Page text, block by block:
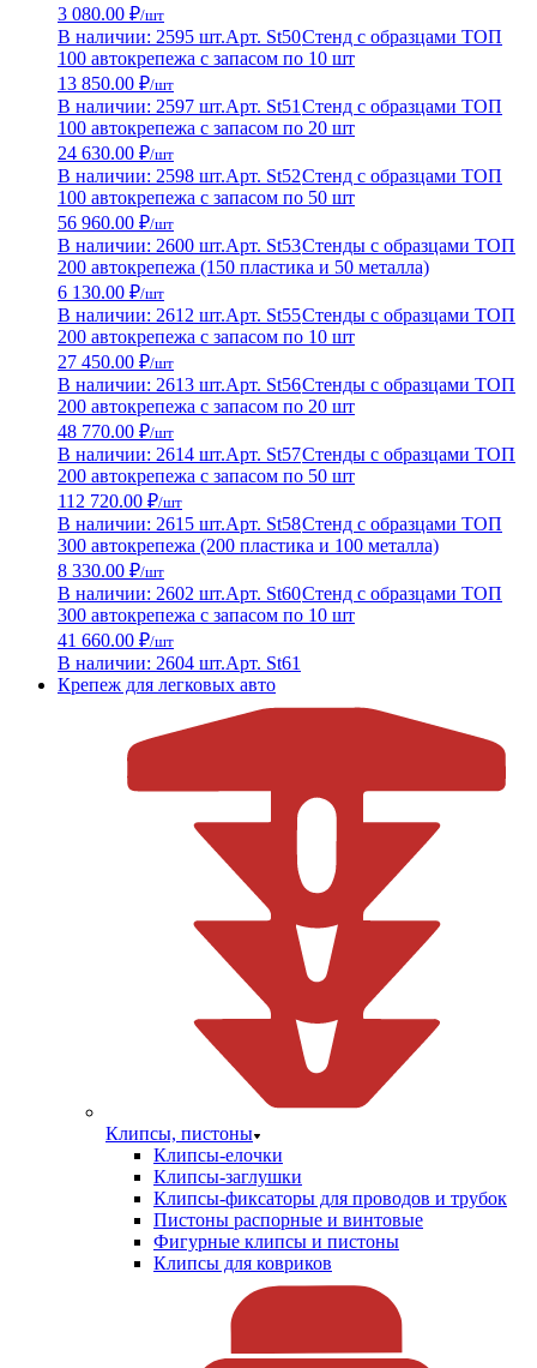
3 080.00 ₽/шт
В наличии: 2595 шт.Арт. St50Стенд с образцами ТОП
100 автокрепежа с запасом по 10 шт
13 850.00 ₽/шт
В наличии: 2597 шт.Арт. St51 Стенд с образцами ТОП
100 автокрепежа с запасом по 20 шт
24 630.00 ₽/шт
В наличии: 2598 шт.Арт. St52Стенд с образцами ТОП
100 автокрепежа с запасом по 50 шт
56 960.00 ₽/шт
В наличии: 2600 шт.Арт. St53Стенды с образцами ТОП
200 автокрепежа (150 пластика и 50 металла)
6 130.00 ₽/шт
В наличии: 2612 шт.Арт. St55Стенды с образцами ТОП
200 автокрепежа с запасом по 10 шт
27 450.00 ₽/шт
В наличии: 2613 шт.Арт. St56Стенды с образцами ТОП
200 автокрепежа с запасом по 20 шт
48 770.00 ₽/шт
В наличии: 2614 шт.Арт. St57Стенды с образцами ТОП
200 автокрепежа с запасом по 50 шт
112 720.00 ₽/шт
В наличии: 2615 шт.Арт. St58Стенд с образцами ТОП
300 автокрепежа (200 пластика и 100 металла)
8 330.00 ₽/шт
В наличии: 2602 шт.Арт. St60Стенд с образцами ТОП
300 автокрепежа с запасом по 10 шт
41 660.00 ₽/шт
В наличии: 2604 шт.Арт. St61
Крепеж для легковых авто
Клипсы, пистоны
Клипсы-елочки
Клипсы-заглушки
Клипсы-фиксаторы для проводов и трубок
Пистоны распорные и винтовые
Фигурные клипсы и пистоны
Клипсы для ковриков